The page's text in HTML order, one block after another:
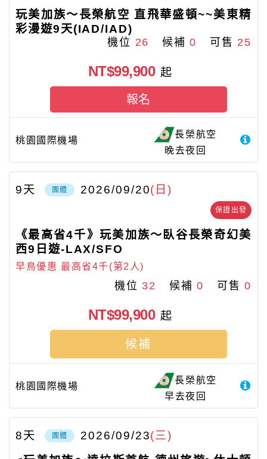
玩美加族～長榮航空 直飛華盛頓~~美東精
彩漫遊9天(IAD/IAD)
機位 26 候補0 可售 25
桃園國際機場
長榮航空
晚去夜回
NT$99,900 起
報名
保證出發
團體 2026/09/20(日)
9天
《最高省4千》玩美加族～臥谷長榮奇幻美
西9日遊-LAX/SFO
機位 32 候補0 可售0
早鳥優惠 最高省4千(第2人)
桃園國際機場
長榮航空
早去夜回
NT$99,900 起
候補
團體 2026/09/23(三)
8天